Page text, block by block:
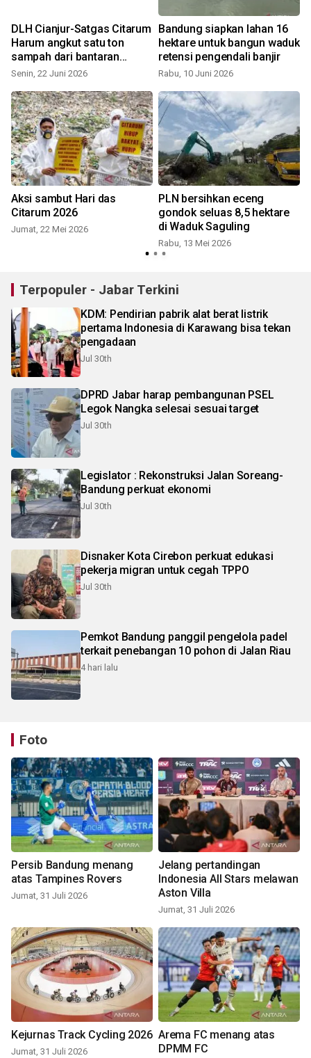
DLH Cianjur-Satgas Citarum
Harum angkut satu ton
sampah dari bantaran
Sungai CItarum
Senin, 22 Juni 2026
Bandung siapkan lahan 16
hektare untuk bangun waduk
retensi pengendali banjir
Rabu, 10 Juni 2026
Aksi sambut Hari das
Citarum 2026
Jumat, 22 Mei 2026
PLN bersihkan eceng
gondok seluas 8,5 hektare
di Waduk Saguling
Rabu, 13 Mei 2026
Terpopuler - Jabar Terkini
KDM: Pendirian pabrik alat berat listrik
pertama Indonesia di Karawang bisa tekan
pengadaan
Jul 30th
DPRD Jabar harap pembangunan PSEL
Legok Nangka selesai sesuai target
Jul 30th
Legislator : Rekonstruksi Jalan Soreang-
Bandung perkuat ekonomi
Jul 30th
Disnaker Kota Cirebon perkuat edukasi
pekerja migran untuk cegah TPPO
Jul 30th
Pemkot Bandung panggil pengelola padel
terkait penebangan 10 pohon di Jalan Riau
4 hari lalu
Foto
Persib Bandung menang
atas Tampines Rovers
Jumat, 31 Juli 2026
Jelang pertandingan
Indonesia All Stars melawan
Aston Villa
Jumat, 31 Juli 2026
Kejurnas Track Cycling 2026
Jumat, 31 Juli 2026
Arema FC menang atas
DPMM FC